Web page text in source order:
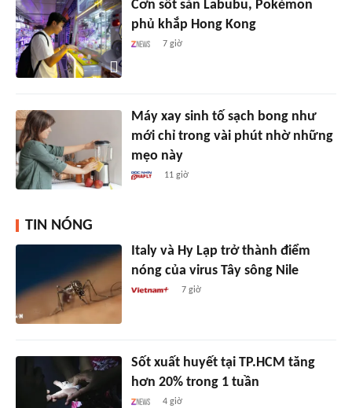
Cơn sốt săn Labubu, Pokémon
phủ khắp Hong Kong
7 giờ
Máy xay sinh tố sạch bong như
mới chỉ trong vài phút nhờ những
mẹo này
11 giờ
TIN NÓNG
Italy và Hy Lạp trở thành điểm
nóng của virus Tây sông Nile
7 giờ
Sốt xuất huyết tại TP.HCM tăng
hơn 20% trong 1 tuần
4 giờ